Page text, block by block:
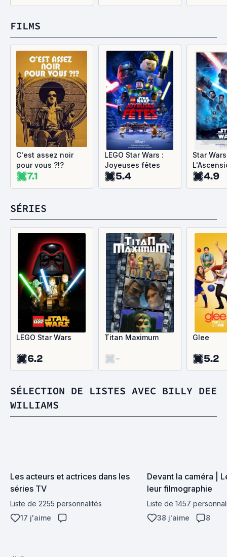
FILMS
C'est assez noir
pour vous ?!?
7.1
LEGO Star Wars :
Joyeuses fêtes
5.4
Star
4.9
SÉRIES
LEGO Star Wars
6.2
Titan Maximum
-
Glee
5.2
SÉLECTION DE LISTES AVEC BILLY DEE
WILLIAMS
Les acteurs et actrices dans les
séries TV
Liste de 2255 personnalités
17 j'aime
Devant la caméra |
leur filmographie
Liste de 1457
38 j'aime
8